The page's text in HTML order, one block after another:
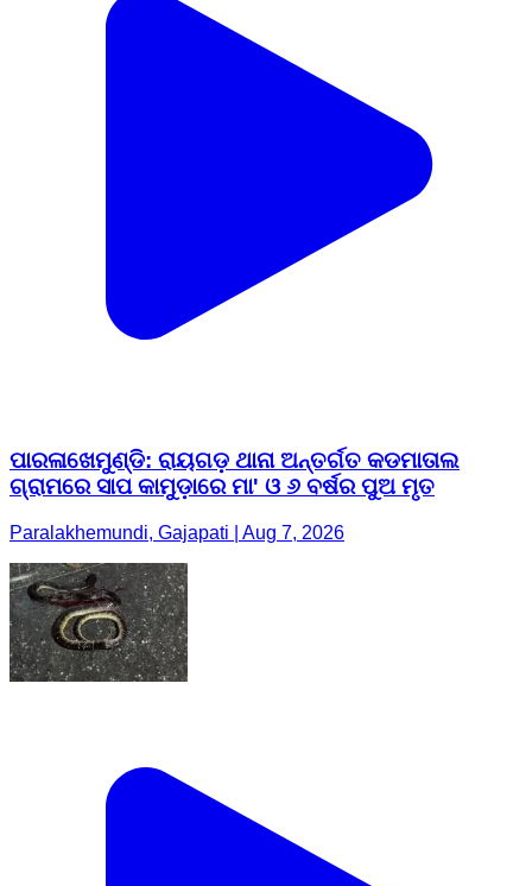
ପାରଳାଖେମୁଣ୍ଡି: ରାୟଗଡ଼ ଥାନା ଅନ୍ତର୍ଗତ କଡମାତାଲ
ଗ୍ରାମରେ ସାପ କାମୁଡ଼ାରେ ମା' ଓ ୬ ବର୍ଷର ପୁଅ ମୃତ
Paralakhemundi, Gajapati | Aug 7, 2026